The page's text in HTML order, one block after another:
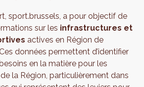
sport.brussels, a pour objectif de
sur les infrastructures et
actives en Région de
données permettent d’identifier
en la matière pour les
la Région, particulièrement dans